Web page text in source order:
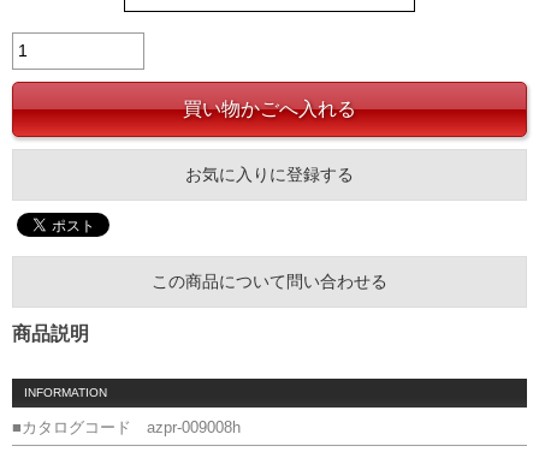
お気に入りに登録する
この商品について問い合わせる
商品説明
INFORMATION
■カタログコード azpr-009008h